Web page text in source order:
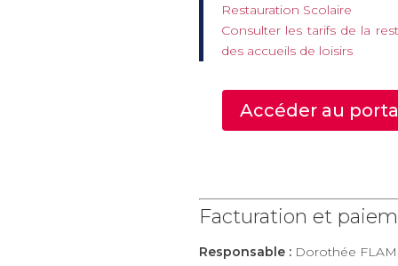
Restauration Scolaire
Consulter les tarifs de la
des accueils de loisirs
Accéder au
Facturation et
Responsable : Dorothée